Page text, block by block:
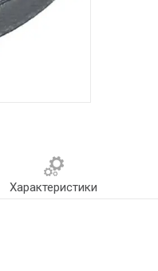
Характеристики